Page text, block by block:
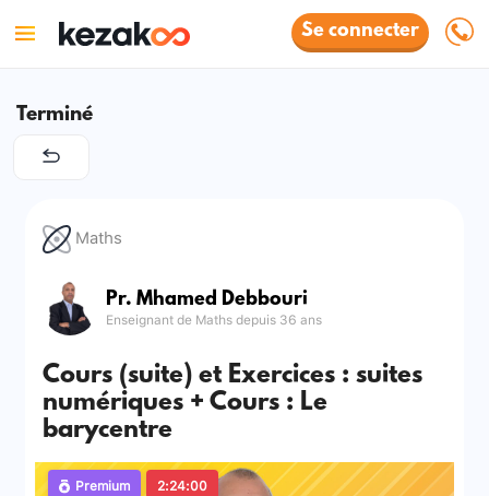
Se connecter
Terminé
Maths
Pr. Mhamed Debbouri
Enseignant de Maths depuis 36 ans
Cours (suite) et Exercices : suites
numériques + Cours : Le
barycentre
Premium 2:24:00